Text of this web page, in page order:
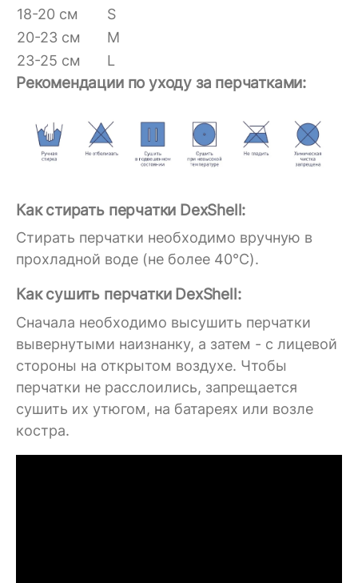
18-20 см
S
20-23 см
M
23-25 см
L
Рекомендации по уходу за перчатками:
Как стирать перчатки DexShell:
Стирать перчатки необходимо вручную в
прохладной воде (не более 40°C).
Как сушить перчатки DexShell:
Сначала необходимо высушить перчатки
вывернутыми наизнанку, а затем - с лицевой
стороны на открытом воздухе. Чтобы
перчатки не расслоились, запрещается
сушить их утюгом, на батареях или возле
костра.